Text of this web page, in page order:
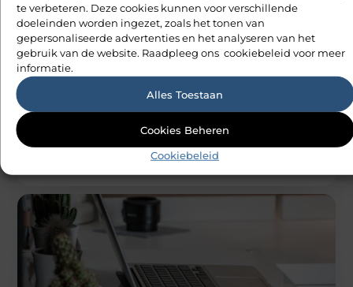
te verbeteren. Deze cookies kunnen voor verschillende
doeleinden worden ingezet, zoals het tonen van
gepersonaliseerde advertenties en het analyseren van het
gebruik van de website. Raadpleeg ons cookiebeleid voor meer
informatie.
Alles Toestaan
Cookies Beheren
Cookiebeleid
Stroomstoring: wat NIET te doen?
Een stroomstoring is iets dat niemand wil meemaken. Maar
als het toch gebeurt, is de eerste reactie om het